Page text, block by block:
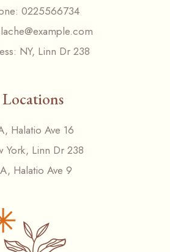
0225566734
lache@example.com
NY, Linn Dr 238
Locations
Halatio Ave 16
York, Linn Dr 238
Halatio Ave 9